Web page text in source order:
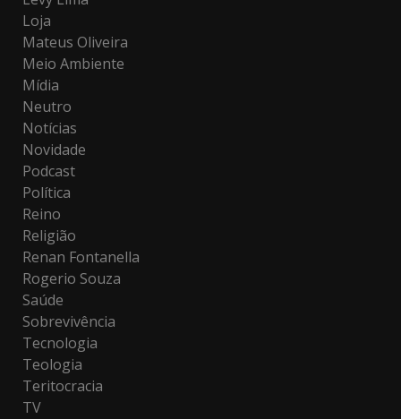
Loja
Mateus Oliveira
Meio Ambiente
Mídia
Neutro
Notícias
Novidade
Podcast
Política
Reino
Religião
Renan Fontanella
Rogerio Souza
Saúde
Sobrevivência
Tecnologia
Teologia
Teritocracia
TV